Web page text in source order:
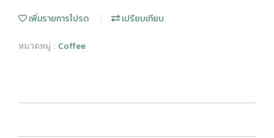
เพิ่มรายการโปรด เปรียบเทียบ
หมวดหมู่ : Coffee